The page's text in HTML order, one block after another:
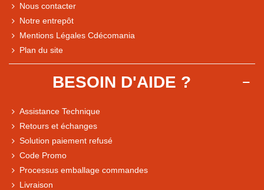
Nous contacter
Notre entrepôt
Mentions Légales Cdécomania
Plan du site
BESOIN D'AIDE ?
Assistance Technique
Retours et échanges
Solution paiement refusé
Code Promo
Processus emballage commandes
Livraison